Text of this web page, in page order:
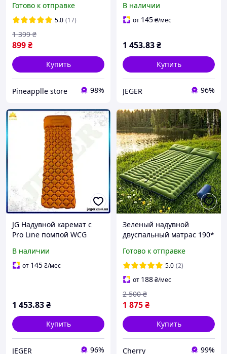
для похода туризма
кемпинга отдыха на
природе
Готово к отправке
5.0 (17)
899₴
1 399 ₴
Купить
Pineapplle store 98%
кемпинга красный
спальный коврик для
В наличии
от 145₴/мес
1 453.83₴
Купить
JEGER 96%
JG Надувной каремат с
Pro Line помпой WCG
коврик для кемпинга
односпальный водоне
В наличии
от 145₴/мес
1 453.83₴
Купить
JEGER 96%
Зеленый надувной
двуспальный матрас 190*
туристический для сна
отдыха походный
Готово к отправке
5.0 (2)
от 188₴/мес
1 875₴
2 500 ₴
Купить
Cherry 99%